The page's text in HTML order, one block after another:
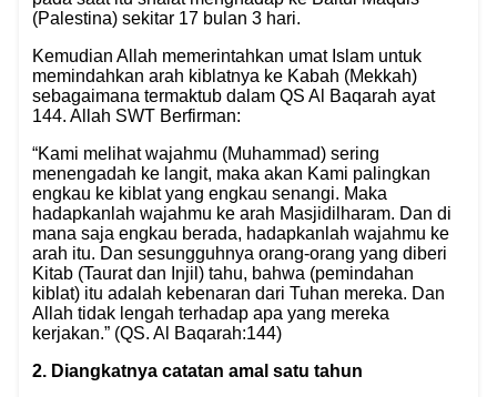
(Palestina) sekitar 17 bulan 3 hari.
Kemudian Allah memerintahkan umat Islam untuk
memindahkan arah kiblatnya ke Kabah (Mekkah)
sebagaimana termaktub dalam QS Al Baqarah ayat
144. Allah SWT Berfirman:
“Kami melihat wajahmu (Muhammad) sering
menengadah ke langit, maka akan Kami palingkan
engkau ke kiblat yang engkau senangi. Maka
hadapkanlah wajahmu ke arah Masjidilharam. Dan di
mana saja engkau berada, hadapkanlah wajahmu ke
arah itu. Dan sesungguhnya orang-orang yang diberi
Kitab (Taurat dan Injil) tahu, bahwa (pemindahan
kiblat) itu adalah kebenaran dari Tuhan mereka. Dan
Allah tidak lengah terhadap apa yang mereka
kerjakan.” (QS. Al Baqarah:144)
2. Diangkatnya catatan amal satu tahun